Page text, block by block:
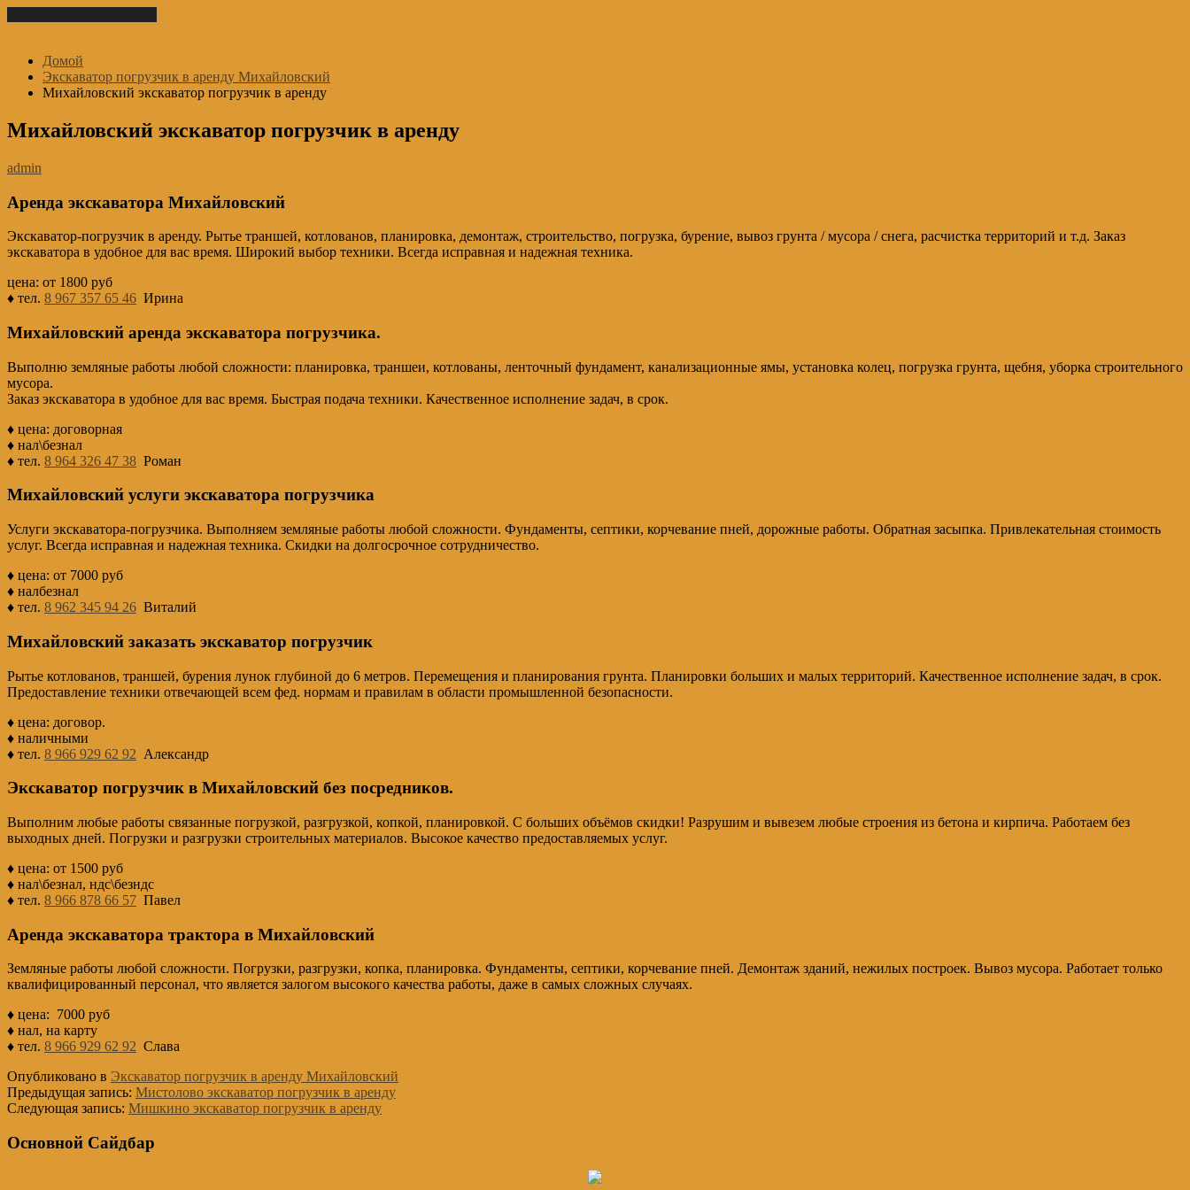
Домой
Экскаватор погрузчик в аренду Михайловский
Михайловский экскаватор погрузчик в аренду
Михайловский экскаватор погрузчик в аренду
admin
Аренда экскаватора Михайловский
Экскаватор-погрузчик в аренду. Рытье траншей, котлованов, планировка, демонтаж, строительство, погрузка, бурение, вывоз грунта / мусора / снега, расчистка территорий и т.д. Заказ
экскаватора в удобное для вас время. Широкий выбор техники. Всегда исправная и надежная техника.
цена: от 1800 руб
♦ тел. 8 967 357 65 46 Ирина
Михайловский аренда экскаватора погрузчика.
Выполню земляные работы любой сложности: планировка, траншеи, котлованы, ленточный фундамент, канализационные ямы, установка колец, погрузка грунта, щебня, уборка строительного
мусора.
Заказ экскаватора в удобное для вас время. Быстрая подача техники. Качественное исполнение задач, в срок.
♦ цена: договорная
♦ нал\безнал
♦ тел. 8 964 326 47 38 Роман
Михайловский услуги экскаватора погрузчика
Услуги экскаватора-погрузчика. Выполняем земляные работы любой сложности. Фундаменты, септики, корчевание пней, дорожные работы. Обратная засыпка. Привлекательная стоимость
услуг. Всегда исправная и надежная техника. Скидки на долгосрочное сотрудничество.
♦ цена: от 7000 руб
♦ налбезнал
♦ тел. 8 962 345 94 26 Виталий
Михайловский заказать экскаватор погрузчик
Рытье котлованов, траншей, бурения лунок глубиной до 6 метров. Перемещения и планирования грунта. Планировки больших и малых территорий. Качественное исполнение задач, в срок.
Предоставление техники отвечающей всем фед. нормам и правилам в области промышленной безопасности.
♦ цена: договор.
♦ наличными
♦ тел. 8 966 929 62 92 Александр
Экскаватор погрузчик в Михайловский без посредников.
Выполним любые работы связанные погрузкой, разгрузкой, копкой, планировкой. С больших объёмов скидки! Разрушим и вывезем любые строения из бетона и кирпича. Работаем без
выходных дней. Погрузки и разгрузки строительных материалов. Высокое качество предоставляемых услуг.
♦ цена: от 1500 руб
♦ нал\безнал, ндс\безндс
♦ тел. 8 966 878 66 57 Павел
Аренда экскаватора трактора в Михайловский
Земляные работы любой сложности. Погрузки, разгрузки, копка, планировка. Фундаменты, септики, корчевание пней. Демонтаж зданий, нежилых построек. Вывоз мусора. Работает только
квалифицированный персонал, что является залогом высокого качества работы, даже в самых сложных случаях.
♦ цена: 7000 руб
♦ нал, на карту
♦ тел. 8 966 929 62 92 Слава
Опубликовано в Экскаватор погрузчик в аренду Михайловский
Предыдущая запись: Мистолово экскаватор погрузчик в аренду
Следующая запись: Мишкино экскаватор погрузчик в аренду
Основной Сайдбар